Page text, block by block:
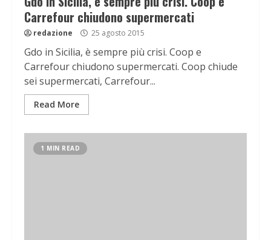
Carrefour chiudono supermercati
redazione 25 agosto 2015
Gdo in Sicilia, è sempre più crisi. Coop e
Carrefour chiudono supermercati. Coop chiude
sei supermercati, Carrefour...
Read More
1 MIN READ